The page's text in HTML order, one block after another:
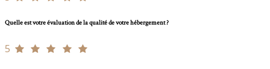
Quelle est votre évaluation de la qualité de votre hébergement ?
5